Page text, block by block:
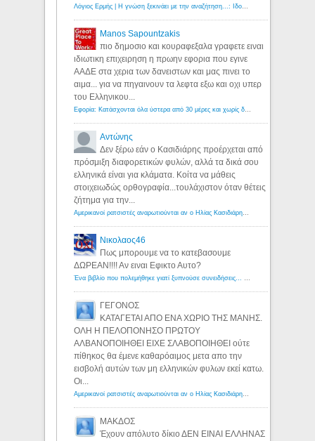
Λόγιος Ερμής | Η γνώση ξεκινάει με την αναζήτηση...: Ιδού οι 18 που χρωστούν 11 δις ευρώ!
Manos Sapountzakis
πιο δημοσιο και κουραφεξαλα γραφετε ειναι
ιδιωτικη επιχειρηση η πρωην εφορια που εγινε
ΑΑΔΕ στα χερια των δανειστων και μας πινει το
αιμα... για να πηγαινουν τα λεφτα εξω και οχι υπερ
του Ελληνικου...
Εφορία: Κατάσχονται όλα ύστερα από 30 μέρες και χωρίς δικαστικές αποφάσεις - Λόγιος Ερμής
Αντώνης
Δεν ξέρω εάν ο Κασιδιάρης προέρχεται από
πρόσμιξη διαφορετικών φυλών, αλλά τα δικά σου
ελληνικά είναι για κλάματα. Κοίτα να μάθεις
στοιχειωδώς ορθογραφία...τουλάχιστον όταν θέτεις
ζήτημα για την...
Αμερικανοί ρατσιστές αναρωτιούνται αν ο Ηλίας Κασιδιάρης ανήκει στη λευκή φυλή... - Λόγιος Ερμής
Νικολαος46
Πως μπορουμε να το κατεβασουμε
ΔΩΡΕΑΝ!!!! Αν ειναι Εφικτο Αυτο?
Ένα βιβλίο που πολεμήθηκε γιατί ξυπνούσε συνειδήσεις... - Λόγιος Ερμής | Η γνώση ξεκινάει με την αναζήτηση...
ΓΕΓΟΝΟΣ
ΚΑΤΑΓΕΤΑΙ ΑΠΟ ΕΝΑ ΧΩΡΙΟ ΤΗΣ ΜΑΝΗΣ.
ΟΛΗ Η ΠΕΛΟΠΟΝΗΣΟ ΠΡΩΤΟΥ
ΑΛΒΑΝΟΠΟΙΗΘΕΙ ΕΙΧΕ ΣΛΑΒΟΠΟΙΗΘΕΙ ούτε
πίθηκος θα έμενε καθαρόαιμος μετα απο την
εισβολή αυτών των μη ελληνικών φυλων εκεί κατω.
Οι...
Αμερικανοί ρατσιστές αναρωτιούνται αν ο Ηλίας Κασιδιάρης ανήκει στη λευκή φυλή... - Λόγιος Ερμής
ΜΑΚΔΟΣ
Έχουν απόλυτο δίκιο ΔΕΝ ΕΙΝΑΙ ΕΛΛΗΝΑΣ